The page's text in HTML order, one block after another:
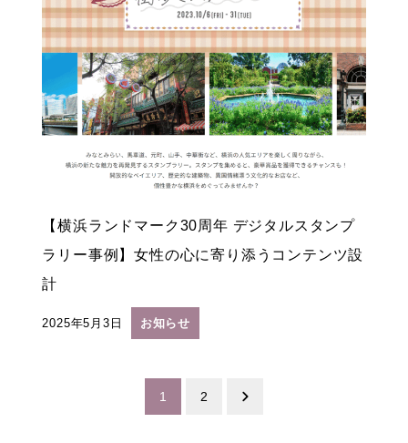
【横浜ランドマーク30周年 デジタルスタンプ
ラリー事例】女性の心に寄り添うコンテンツ設
計
投稿日
2025年5月3日 お知らせ
1 2